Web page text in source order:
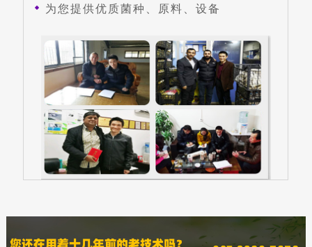
为您提供优质菌种、原料、设备